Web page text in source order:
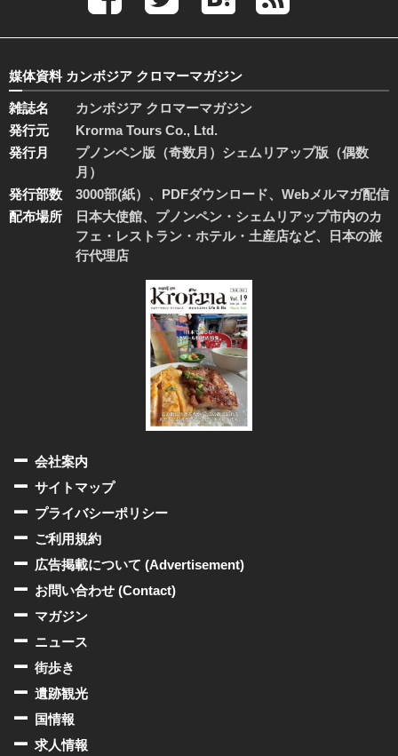
媒体資料 カンボジア クロマーマガジン
雑誌名
カンボジア クロマーマガジン
発行元
Krorma Tours Co., Ltd.
発行月
プノンペン版（奇数月）シェムリアップ版（偶数
月）
発行部数
3000部(紙）、PDFダウンロード、Webメルマガ配信
配布場所
日本大使館、プノンペン・シェムリアップ市内のカ
フェ・レストラン・ホテル・土産店など、日本の旅
行代理店
会社案内
サイトマップ
プライバシーポリシー
ご利用規約
広告掲載について (Advertisement)
お問い合わせ (Contact)
マガジン
ニュース
街歩き
遺跡観光
国情報
求人情報